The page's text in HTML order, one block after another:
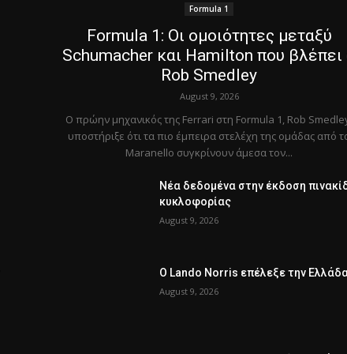
Formula 1
Formula 1: Οι ομοιότητες μεταξύ
Schumacher και Hamilton που βλέπει
Rob Smedley
August 9, 2026
Ο πρώην μηχανικός της Ferrari στη Formula 1, Rob
υποστήριξε ότι τα πιο έμπειρα στελέχη της ομάδας από
Maranello συγκρίνουν άμεσα τον...
Νέα δεδομένα στην έκδοση
κυκλοφορίας
August 9, 2026
Ο Lando Norris επέλεξε την
August 9, 2026